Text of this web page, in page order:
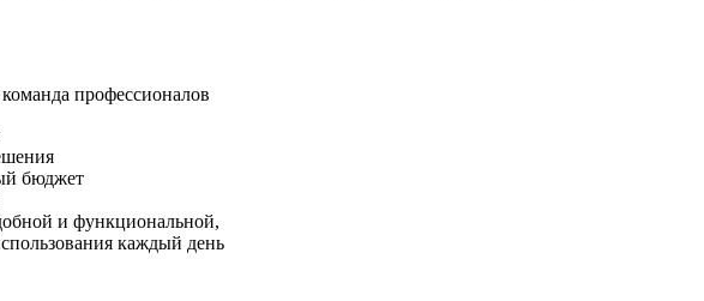
профессионалов
бюджет
и функциональной,
каждый день